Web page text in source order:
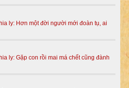
ly: Hơn một đời người mới đoàn tụ, ai
ly: Gặp con rồi mai má chết cũng đành